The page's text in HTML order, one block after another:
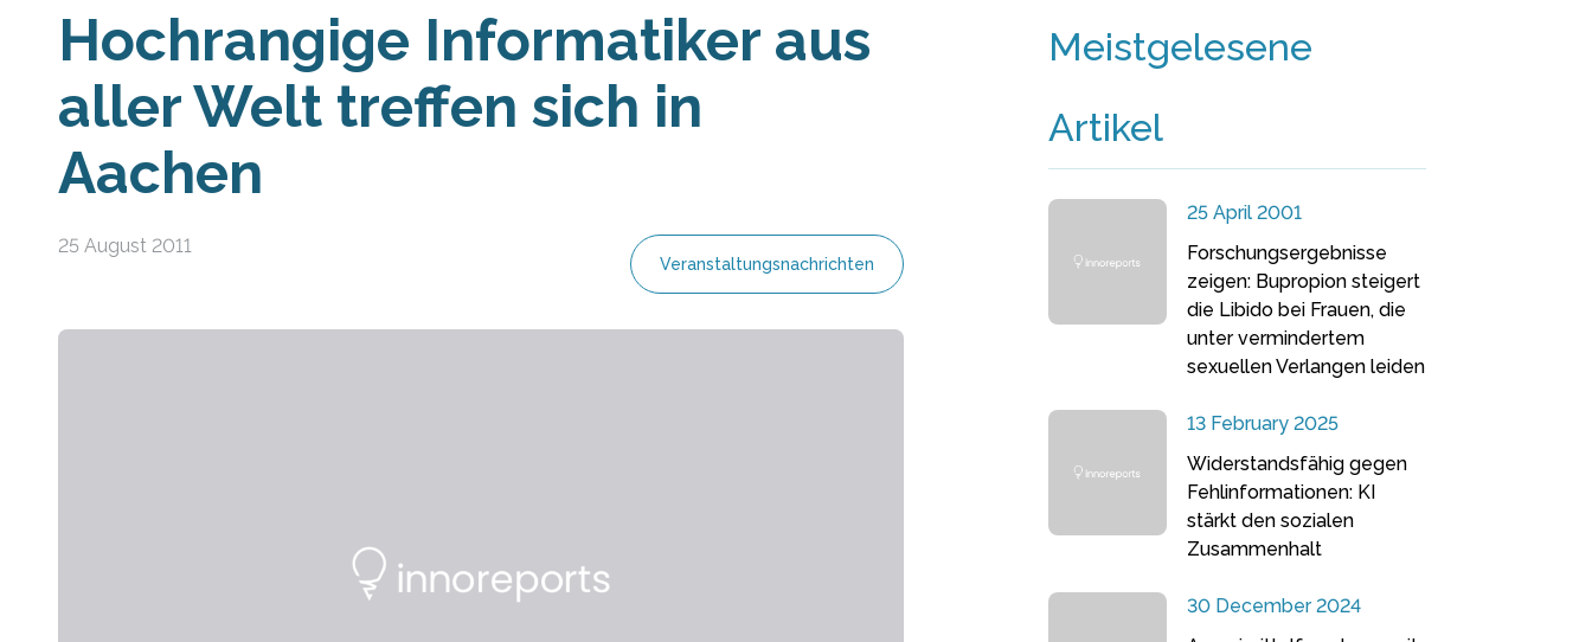
Hochrangige Informatiker aus
aller Welt treffen sich in
Aachen
25 August 2011
Veranstaltungsnachrichten
Meistgelesene
Artikel
25 April 2001
Forschungsergebnisse
zeigen: Bupropion steigert
die Libido bei Frauen, die
unter vermindertem
sexuellen Verlangen leiden
13 February 2025
Widerstandsfähig gegen
Fehlinformationen: KI
stärkt den sozialen
Zusammenhalt
30 December 2024